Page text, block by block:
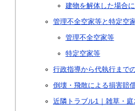
建物を解体した場合
管理不全空家等と特定空
管理不全空家等
特定空家等
行政指導から代執行まで
倒壊・飛散による損害賠
近隣トラブル1｜雑草・